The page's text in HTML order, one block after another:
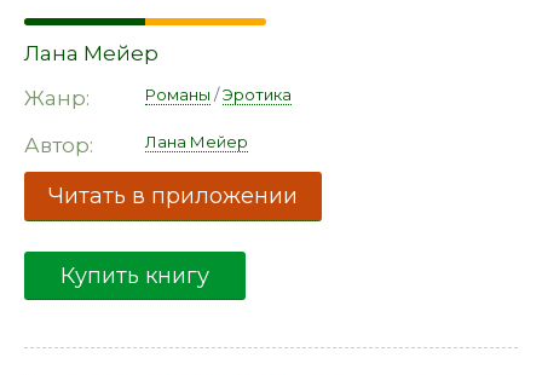
Лана Мейер
Жанр:
Романы /Эротика
Автор: Лана Мейер
Читать в приложении
Купить книгу